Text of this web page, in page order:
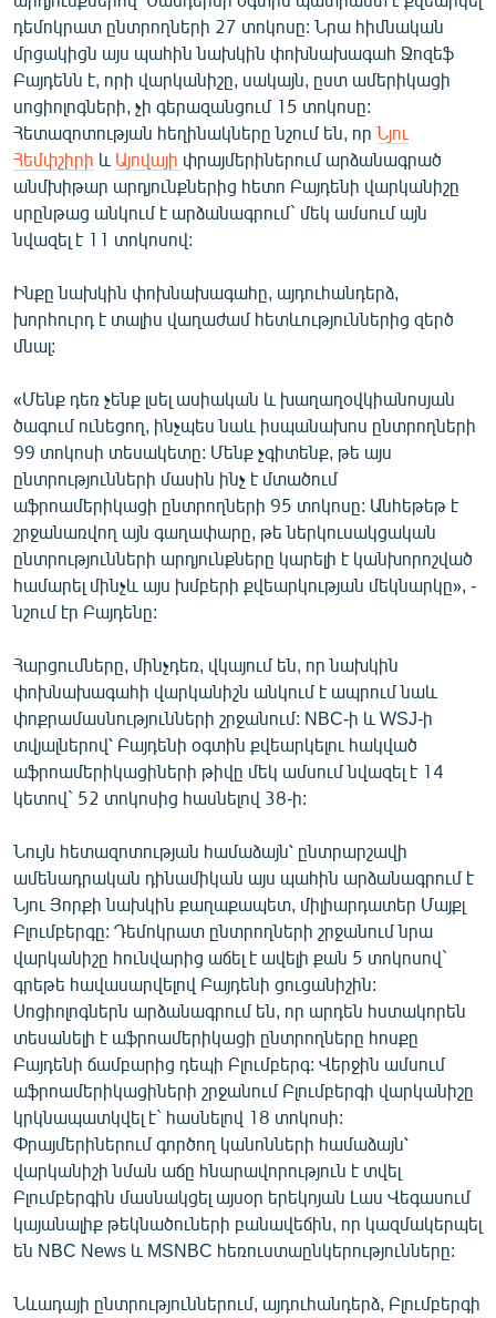
«Ազատության» բոլոր կայքերը
դեմոկրատ ընտրողների 27 տոկոսը: Նրա հիմնական
մրցակիցն այս պահին նախկին փոխնախագահ Ջոզեֆ
Բայդենն է, որի վարկանիշը, սակայն, ըստ ամերիկացի
սոցիոլոգների, չի գերազանցում 15 տոկոսը:
Հետազոտության հեղինակները նշում են, որ Նյու
Հեմփշիրի և Այովայի փրայմերիներում արձանագրած
անմխիթար արդյունքներից հետո Բայդենի վարկանիշը
սրընթաց անկում է արձանագրում` մեկ ամսում այն
նվազել է 11 տոկոսով:
Ինքը նախկին փոխնախագահը, այդուհանդերձ,
խորհուրդ է տալիս վաղաժամ հետևություններից զերծ
մնալ:
«Մենք դեռ չենք լսել ասիական և խաղաղօվկիանոսյան
ծագում ունեցող, ինչպես նաև իսպանախոս ընտրողների
99 տոկոսի տեսակետը: Մենք չգիտենք, թե այս
ընտրությունների մասին ինչ է մտածում
աֆրոամերիկացի ընտրողների 95 տոկոսը: Անհեթեթ է
շրջանառվող այն գաղափարը, թե ներկուսակցական
ընտրությունների արդյունքները կարելի է կանխորոշված
համարել մինչև այս խմբերի քվեարկության մեկնարկը», -
նշում էր Բայդենը:
Հարցումները, մինչդեռ, վկայում են, որ նախկին
փոխնախագահի վարկանիշն անկում է ապրում նաև
փոքրամասնությունների շրջանում: NBC-ի և WSJ-ի
տվյալներով՝ Բայդենի օգտին քվեարկելու հակված
աֆրոամերիկացիների թիվը մեկ ամսում նվազել է 14
կետով` 52 տոկոսից հասնելով 38-ի:
Նույն հետազոտության համաձայն՝ ընտրարշավի
ամենադրական դինամիկան այս պահին արձանագրում է
Նյու Յորքի նախկին քաղաքապետ, միլիարդատեր Մայքլ
Բլումբերգը: Դեմոկրատ ընտրողների շրջանում նրա
վարկանիշը հունվարից աճել է ավելի քան 5 տոկոսով`
գրեթե հավասարվելով Բայդենի ցուցանիշին:
Սոցիոլոգներն արձանագրում են, որ արդեն հստակորեն
տեսանելի է աֆրոամերիկացի ընտրողները հոսքը
Բայդենի ճամբարից դեպի Բլումբերգ: Վերջին ամսում
աֆրոամերիկացիների շրջանում Բլումբերգի վարկանիշը
կրկնապատկվել է` հասնելով 18 տոկոսի:
Փրայմերիներում գործող կանոնների համաձայն՝
վարկանիշի նման աճը հնարավորություն է տվել
Բլումբերգին մասնակցել այսօր երեկոյան Լաս Վեգասում
կայանալիք թեկնածուների բանավեճին, որ կազմակերպել
են NBC News և MSNBC հեռուստաընկերությունները:
Նևադայի ընտրություններում, այդուհանդերձ, Բլումբերգի